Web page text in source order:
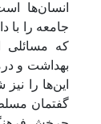
انسان‌ها
جامعه را با
که مسائلی
بهداشت و
این‌ها را
گفتمان